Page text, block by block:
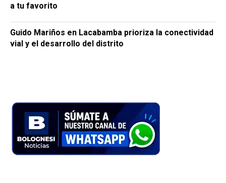
a tu favorito
Guido Mariños en Lacabamba prioriza la conectividad
vial y el desarrollo del distrito